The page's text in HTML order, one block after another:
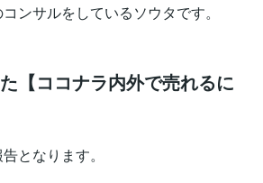
ンサルをしているソウタです。
【ココナラ内外で売れるに
となります。